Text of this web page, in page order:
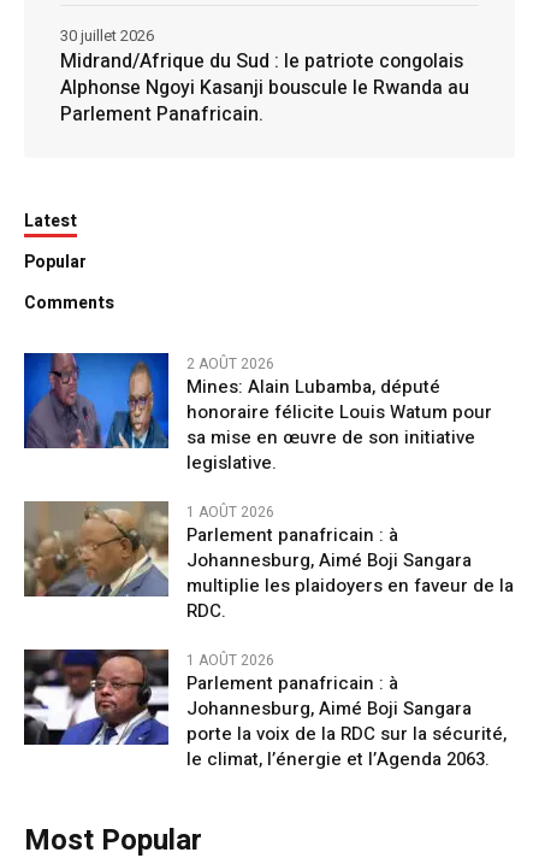
Midrand/Afrique du Sud : le patriote congolais
Alphonse Ngoyi Kasanji bouscule le Rwanda au
Parlement Panafricain.
30 juillet 2026
Latest
Popular
Comments
2 AOÛT 2026
Mines: Alain Lubamba, député
honoraire félicite Louis Watum pour
sa mise en œuvre de son initiative
legislative.
1 AOÛT 2026
Parlement panafricain : à
Johannesburg, Aimé Boji Sangara
multiplie les plaidoyers en faveur de la
RDC.
1 AOÛT 2026
Parlement panafricain : à
Johannesburg, Aimé Boji Sangara
porte la voix de la RDC sur la sécurité,
le climat, l’énergie et l’Agenda 2063.
Most Popular